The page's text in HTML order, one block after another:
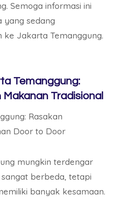
Semoga informasi ini
yang sedang
ke Jakarta Temanggung.
Temanggung:
Tradisional
Rasakan
Door to Door
mungkin terdengar
berbeda, tetapi
banyak kesamaan.